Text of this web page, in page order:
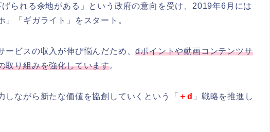
げられる余地がある」という政府の意向を受け、2019年6月には
」「ギガライト」をスタート。
ービスの収入が伸び悩んだため、dポイントや動画コンテンツサ
取り組みを強化しています。
しながら新たな価値を協創していくという「 ＋d 」戦略を推進し